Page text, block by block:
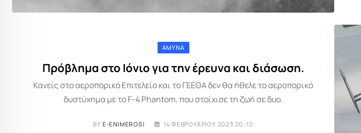
ΆΜΥΝΑ
Πρόβλημα στο Ιόνιο για την έρευνα και διάσωση.
Κανείς στο αεροπορικό Επιτελείο και το ΓΕΕΘΑ δεν θα ήθελε το αεροπορικό
δυστύχημα με το F-4 Phantom, που στοίχισε τη ζωή σε δυο.
BY E-ENIMEROSI 14 ΦΕΒΡΟΥΑΡΊΟΥ 2023 20:10